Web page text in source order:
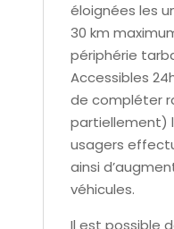
éloignées les
30 km
périphérie
Accessibles
de compléter
partiellement)
usagers
ainsi
véhicules.